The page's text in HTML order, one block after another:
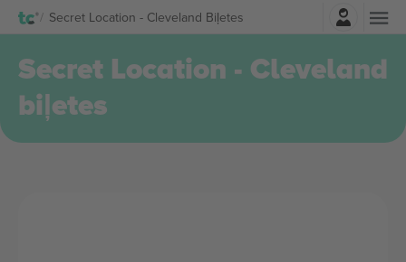
Secret Location - Cleveland BiļetesPierakstīties
Secret Location - Cleveland
biļetes